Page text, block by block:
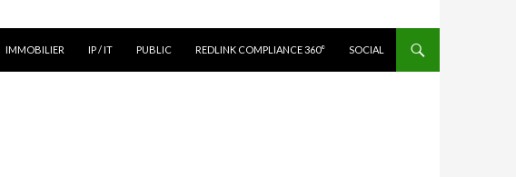
IMMOBILIER IP / IT PUBLIC REDLINK COMPLIANCE 360° SOCIAL